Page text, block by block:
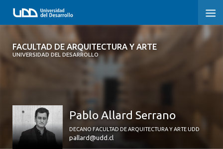
FACULTAD DE ARQUITECTURA Y ARTE
UNIVERSIDAD DEL DESARROLLO
FACULTAD DE ARQUITECTURA Y ARTE
CARRERA
POSTGRADOS Y EDUCACIÓN CONTINUA
Pablo Allard Serrano
DECANO FACULTAD DE ARQUITECTURA Y ARTE UDD
pallard@udd.cl